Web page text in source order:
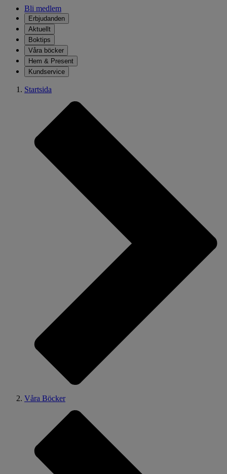
Bli medlem
Erbjudanden
Aktuellt
Boktips
Våra böcker
Hem & Present
Kundservice
Startsida
Våra Böcker